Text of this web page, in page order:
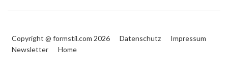
Copyright @ formstil.com 2026 Datenschutz
Impressum
Newsletter
Home